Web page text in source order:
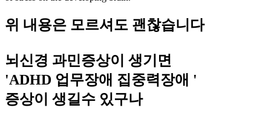
위 내용은 모르셔도 괜찮습니다
뇌신경 과민증상이 생기면
'ADHD 업무장애 집중력장애 '
증상이 생길수 있구나